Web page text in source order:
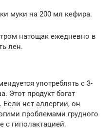
муки на 200 мл кефира.
натощак ежедневно в
лен.
употреблять с 3-
Этот продукт богат
нет аллергии, он
проблемами грудного
с гиполактацией.